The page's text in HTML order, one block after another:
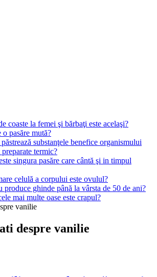
coaste la femei şi bărbaţi este acelaşi?
pasăre mută?
substanţele benefice organismului
termic?
singura pasăre care cântă şi in timpul
celulă a corpului este ovulul?
ghinde până la vârsta de 50 de ani?
mai multe oase este crapul?
vanilie
despre vanilie